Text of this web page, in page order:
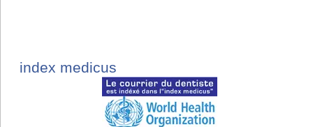
index medicus